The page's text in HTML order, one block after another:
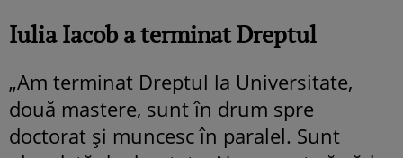
Iulia Iacob a terminat Dreptul
„Am terminat Dreptul la Universitate,
două mastere, sunt în drum spre
doctorat și muncesc în paralel. Sunt